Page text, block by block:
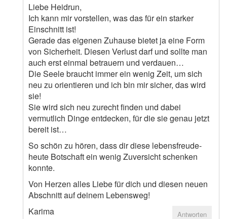
Liebe Heidrun,
Ich kann mir vorstellen, was das für ein starker
Einschnitt ist!
Gerade das eigenen Zuhause bietet ja eine Form
von Sicherheit. Diesen Verlust darf und sollte man
auch erst einmal betrauern und verdauen…
Die Seele braucht immer ein wenig Zeit, um sich
neu zu orientieren und ich bin mir sicher, das wird
sie!
Sie wird sich neu zurecht finden und dabei
vermutlich Dinge entdecken, für die sie genau jetzt
bereit ist…
So schön zu hören, dass dir diese lebensfreude-
heute Botschaft ein wenig Zuversicht schenken
konnte.
Von Herzen alles Liebe für dich und diesen neuen
Abschnitt auf deinem Lebensweg!
Karima
Antworten